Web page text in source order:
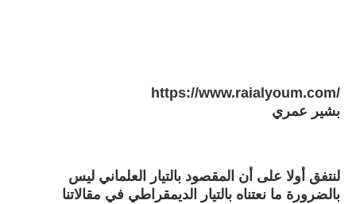
https://www.raialyoum.com/
بشير عمري
لنتفق أولا على أن المقصود بالتيار العلماني ليس
بالضرورة ما نعتناه بالتيار الديمقراطي في مقالاتنا